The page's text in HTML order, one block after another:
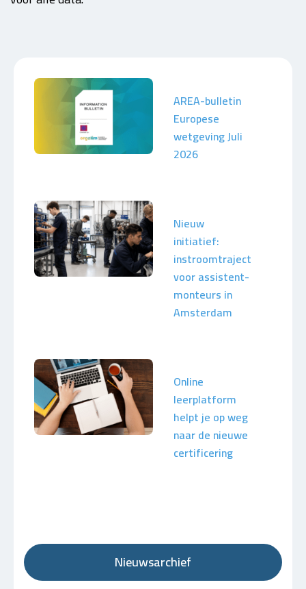
AREA-bulletin
Europese
wetgeving Juli
2026
Nieuw
initiatief:
instroomtraject
voor assistent-
monteurs in
Amsterdam
Online
leerplatform
helpt je op weg
naar de nieuwe
certificering
Nieuwsarchief